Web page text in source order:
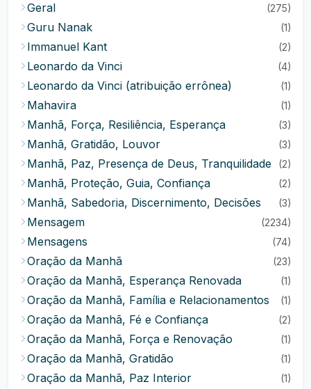
Geral (275)
Guru Nanak (1)
Immanuel Kant (2)
Leonardo da Vinci (4)
Leonardo da Vinci (atribuição errônea) (1)
Mahavira (1)
Manhã, Força, Resiliência, Esperança (3)
Manhã, Gratidão, Louvor (3)
Manhã, Paz, Presença de Deus, Tranquilidade (2)
Manhã, Proteção, Guia, Confiança (2)
Manhã, Sabedoria, Discernimento, Decisões (3)
Mensagem (2234)
Mensagens (74)
Oração da Manhã (23)
Oração da Manhã, Esperança Renovada (1)
Oração da Manhã, Família e Relacionamentos (1)
Oração da Manhã, Fé e Confiança (2)
Oração da Manhã, Força e Renovação (1)
Oração da Manhã, Gratidão (1)
Oração da Manhã, Paz Interior (1)